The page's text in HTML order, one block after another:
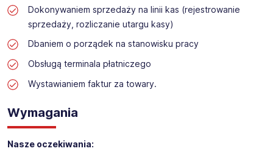
przedsiębiorstw w Polsce. Agencja jest wpisana pod nr
396 w Krajowym Rejestrze Agencji Zatrudnienia.
Obecnie dla naszego Klienta, poszukujemy osób do pracy
na stanowisko:
Praca w sektorze obsługi klienta w markecie
budowlanym
Dokonywaniem sprzedaży na linii kas (rejestrowanie
sprzedaży, rozliczanie utargu kasy)
Dbaniem o porządek na stanowisku pracy
Obsługą terminala płatniczego
Wystawianiem faktur za towary.
Wymagania
Nasze oczekiwania: